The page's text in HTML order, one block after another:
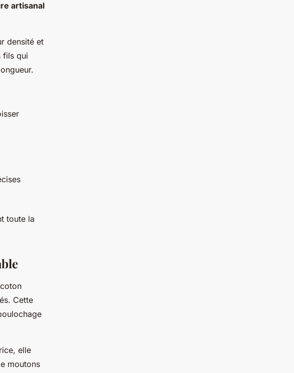
artisanal
densité et
fils qui
toute la
Cette
elle
moutons